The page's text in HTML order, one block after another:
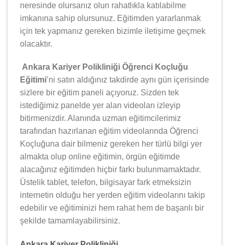
neresinde olursanız olun rahatlıkla katılabilme
imkanına sahip olursunuz. Eğitimden yararlanmak
için tek yapmanız gereken bizimle iletişime geçmek
olacaktır.
Ankara Kariyer Polikliniği Öğrenci Koçluğu
Eğitimi’ni satın aldığınız takdirde aynı gün içerisinde
sizlere bir eğitim paneli açıyoruz. Sizden tek
istediğimiz panelde yer alan videoları izleyip
bitirmenizdir. Alanında uzman eğitimcilerimiz
tarafından hazırlanan eğitim videolarında Öğrenci
Koçluğuna dair bilmeniz gereken her türlü bilgi yer
almakta olup online eğitimin, örgün eğitimde
alacağınız eğitimden hiçbir farkı bulunmamaktadır.
Üstelik tablet, telefon, bilgisayar fark etmeksizin
internetin olduğu her yerden eğitim videolarını takip
edebilir ve eğitiminizi hem rahat hem de başarılı bir
şekilde tamamlayabilirsiniz.